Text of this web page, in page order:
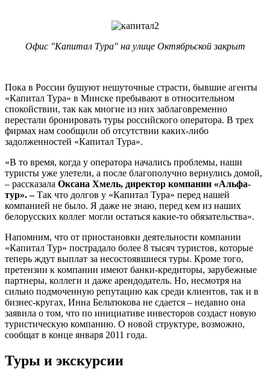
Офис "Капитал Тура" на улице Октябрьской закрыт
Пока в России бушуют нешуточные страсти, бывшие агенты
«Капитал Тура» в Минске пребывают в относительном
спокойствии, так как многие из них заблаговременно
перестали бронировать туры российского оператора. В трех
фирмах нам сообщили об отсутствии каких-либо
задолженностей «Капитал Тура».
«В то время, когда у оператора начались проблемы, наши
туристы уже улетели, а после благополучно вернулись домой,
– рассказала Оксана Хмель, директор компании «Альфа-
тур».–Так что долгов у «Капитал Тура» перед нашей
компанией не было. Я даже не знаю, перед кем из наших
белорусских коллег могли остаться какие-то обязательства».
Напомним, что от приостановки деятельности компании
«Капитал Тур» пострадало более 8 тысяч туристов, которые
теперь ждут выплат за несостоявшиеся туры. Кроме того,
претензии к компании имеют банки-кредиторы, зарубежные
партнеры, коллеги и даже арендодатель. Но, несмотря на
сильно подмоченную репутацию как среди клиентов, так и в
бизнес-кругах, Инна Бельтюкова не сдается – недавно она
заявила о том, что по инициативе инвесторов создаст новую
туристическую компанию. О новой структуре, возможно,
сообщат в конце января 2011 года.
Туры и экскурсии